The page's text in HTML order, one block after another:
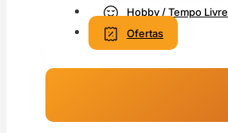
Hobby / Tempo Livre
Ofertas